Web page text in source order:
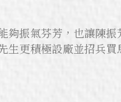
振氣芬芳，也讓陳振
生更積極設廠並招兵